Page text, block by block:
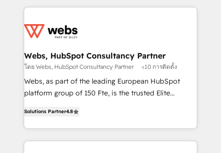
adoption, sales process and marketing results.
the first time 🔧 Designing and optimising your
and build using HubSpot 🔌 Integrating HubSpot
with other systems 🎓 Training your teams to be
HubSpot pros 📊 Lead generation services using
HubSpot Why us? - SIX HubSpot Accreditations -
CRM, Solutions Architecture, Onboarding , Data
Migration, Custom Integration & Platform
Webs, HubSpot Consultancy Partner
โดย Webs, HubSpot Consultancy Partner <10 การติดตั้ง
Webs, as part of the leading European HubSpot
platform group of 150 Fte, is the trusted Elite
maximizing EBITDA and achieving Commercial
Excellence. With our targeted processes, we
strengthen your digital transformation and minimize
Solutions Partner4.8